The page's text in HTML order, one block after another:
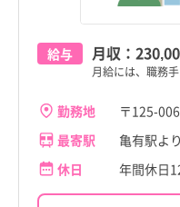
給与 月収：
月給には、職務
勤務地
〒125-
最寄駅
亀有駅よ
休日
年間休日